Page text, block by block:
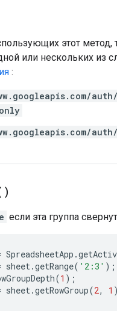
этот метод,
или нескольких из
:
auth/
auth/
)
если эта группа
SpreadsheetApp .
sheet.getRange( '2:3' );
(1 );
sheet.getRowGroup(2, 1